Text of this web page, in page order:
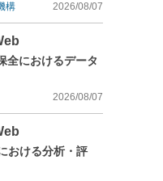
構 2026/08/07
全におけるデータ
2026/08/07
おける分析・評